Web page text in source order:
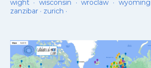
wight· wisconsin ·wroclaw · wyoming
zanzibar· zurich ·